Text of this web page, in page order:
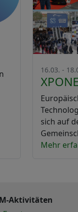
16.03. -
sich auf
Mehr
Aktivitäten